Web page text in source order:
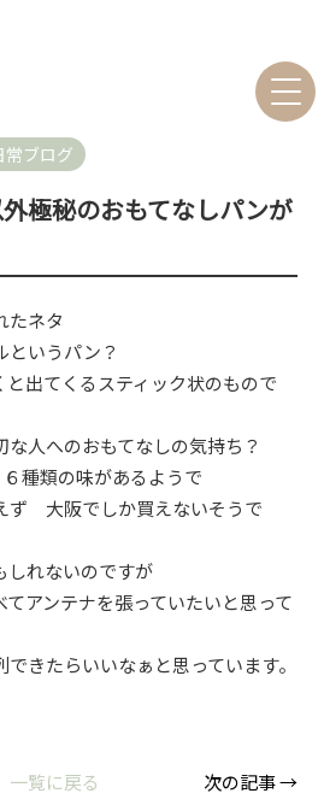
常ブログ
極秘のおもてなしパンが
ネタ
というパン？
出てくるスティック状のもので
人へのおもてなしの気持ち？
種類の味があるようで
ず 大阪でしか買えないそうで
しれないのですが
アンテナを張っていたいと思って
きたらいいなぁと思っています。
一覧に戻る 次の記事 →